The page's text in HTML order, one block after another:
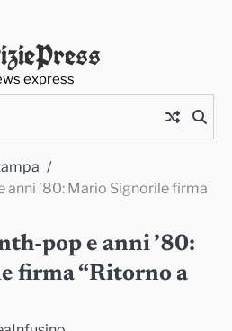
express
anni ’80: Mario Signorile firma
pop e anni ’80:
firma “Ritorno a